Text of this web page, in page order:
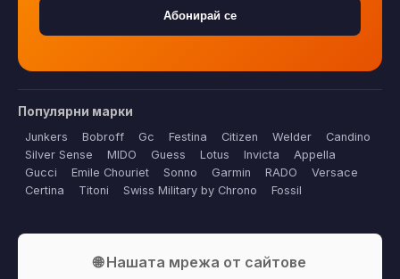
Абонирай се
Популярни марки
Junkers Bobroff Gc Festina Citizen Welder
Candino
Silver Sense
MIDO Guess Lotus Invicta
Appella
Gucci
Emile Chouriet Sonno Garmin RADO
Versace
Certina
Titoni Swiss Military by Chrono Fossil
🌐 Нашата мрежа от сайтове